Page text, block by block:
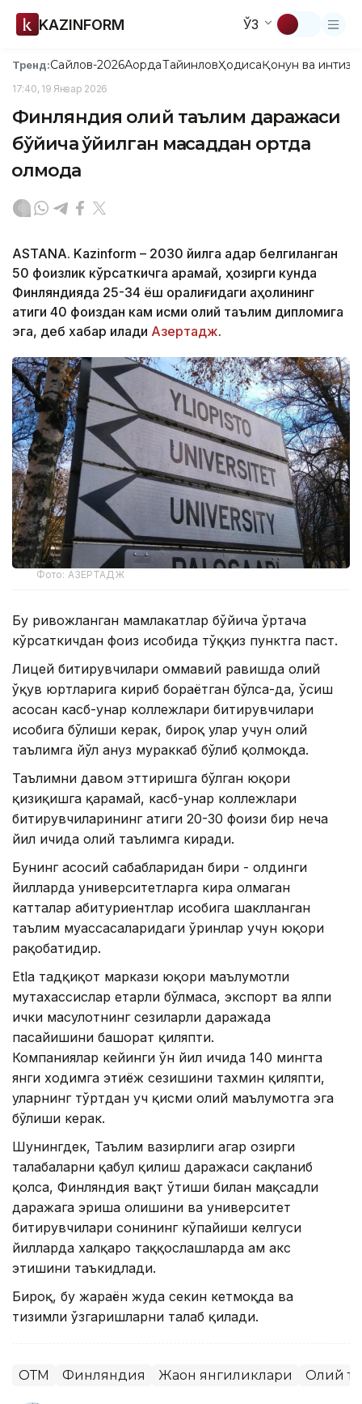
KAZINFORM ЎЗ
Тренд:Сайлов-2026АқордаТайинловҲодисаҚонун ва
17:40, 19 Январ 2026
Финляндия олий таълим даражаси
бўйича қўйилган мақсаддан ортда
қолмоқда
ASTANA. Kazinform – 2030 йилга қадар белгиланган
50 фоизлик кўрсаткичга қарамай, ҳозирги кунда
Финляндияда 25-34 ёш оралиғидаги аҳолининг
атиги 40 фоиздан кам қисми олий таълим дипломига
эга, деб хабар қилади Азертадж.
Фото: АЗЕРТАДЖ
Бу ривожланган мамлакатлар бўйича ўртача
кўрсаткичдан фоиз ҳисобида тўққиз пунктга паст.
Лицей битирувчилари оммавий равишда олий
ўқув юртларига кириб бораётган бўлса-да, ўсиш
асосан касб-ҳунар коллежлари битирувчилари
ҳисобига бўлиши керак, бироқ улар учун олий
таълимга йўл ҳануз мураккаб бўлиб қолмоқда.
Таълимни давом эттиришга бўлган юқори
қизиқишга қарамай, касб-ҳунар коллежлари
битирувчиларининг атиги 20-30 фоизи бир неча
йил ичида олий таълимга киради.
Бунинг асосий сабабларидан бири - олдинги
йилларда университетларга кира олмаган
катталар абитуриентлар ҳисобига шаклланган
таълим муассасаларидаги ўринлар учун юқори
рақобатидир.
Etla тадқиқот маркази юқори маълумотли
мутахассислар етарли бўлмаса, экспорт ва ялпи
ички маҳсулотнинг сезиларли даражада
пасайишини башорат қиляпти.
Компаниялар кейинги ўн йил ичида 140 мингта
янги ходимга эҳтиёж сезишини тахмин қиляпти,
уларнинг тўртдан уч қисми олий маълумотга эга
бўлиши керак.
Шунингдек, Таълим вазирлиги агар ҳозирги
талабаларни қабул қилиш даражаси сақланиб
қолса, Финляндия вақт ўтиши билан мақсадли
даражага эриша олишини ва университет
битирувчилари сонининг кўпайиши келгуси
йилларда халқаро таққослашларда ҳам акс
этишини таъкидлади.
Бироқ, бу жараён жуда секин кетмоқда ва
тизимли ўзгаришларни талаб қилади.
ОТМ Финляндия Жаҳон янгиликлари Олий